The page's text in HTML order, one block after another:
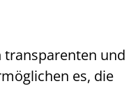
transparenten und
es, die